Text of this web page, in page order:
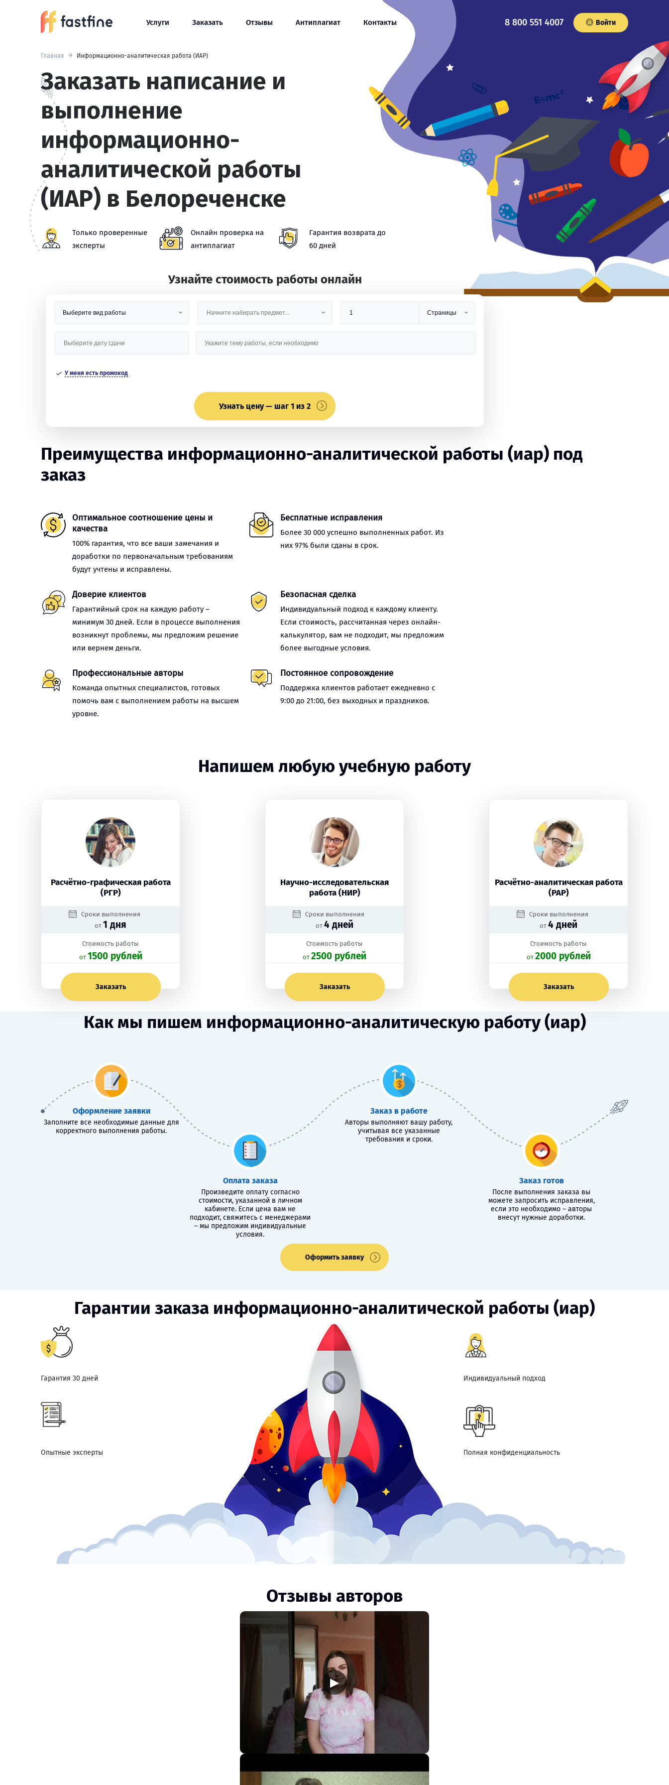
Услуги Заказать Отзывы Антиплагиат Контакты 8 800 551 4007 Войти
Главная Информационно-аналитическая работа (ИАР)
Заказать написание и
выполнение
информационно-
аналитической работы
(ИАР) в Белореченске
Только проверенные
эксперты
Онлайн проверка на
антиплагиат
Гарантия возврата до
60 дней
Узнайте стоимость работы онлайн
У меня есть промокод
Узнать цену — шаг 1 из 2
Преимущества информационно-аналитической работы (иар) под
заказ
Оптимальное соотношение цены и
качества
100% гарантия, что все ваши замечания и
доработки по первоначальным требованиям
будут учтены и исправлены.
Бесплатные исправления
Более 30 000 успешно выполненных работ. Из
них 97% были сданы в срок.
Доверие клиентов
Гарантийный срок на каждую работу –
минимум 30 дней. Если в процессе выполнения
возникнут проблемы, мы предложим решение
или вернем деньги.
Безопасная сделка
Индивидуальный подход к каждому клиенту.
Если стоимость, рассчитанная через онлайн-
калькулятор, вам не подходит, мы предложим
более выгодные условия.
Профессиональные авторы
Команда опытных специалистов, готовых
помочь вам с выполнением работы на высшем
уровне.
Постоянное сопровождение
Поддержка клиентов работает ежедневно с
9:00 до 21:00, без выходных и праздников.
Напишем любую учебную работу
Расчётно-графическая работа
(РГР)
Сроки выполнения
от 1 дня
Стоимость работы
oт 1500 рублей
Заказать
Научно-исследовательская
работа (НИР)
Сроки выполнения
от 4 дней
Стоимость работы
oт 2500 рублей
Заказать
Расчётно-аналитическая работа
(РАР)
Сроки выполнения
от 4 дней
Стоимость работы
oт 2000 рублей
Заказать
Как мы пишем информационно-аналитическую работу (иар)
Оформление заявки
Заполните все необходимые данные для
корректного выполнения работы.
Оплата заказа
Произведите оплату согласно
стоимости, указанной в личном
кабинете. Если цена вам не
подходит, свяжитесь с менеджерами
– мы предложим индивидуальные
условия.
Заказ в работе
Авторы выполняют вашу работу,
учитывая все указанные
требования и сроки.
Заказ готов
После выполнения заказа вы
можете запросить исправления,
если это необходимо – авторы
внесут нужные доработки.
Оформить заявку
Гарантии заказа информационно-аналитической работы (иар)
Гарантия 30 дней Индивидуальный подход
Опытные эксперты Полная конфиденциальность
Отзывы авторов
▶